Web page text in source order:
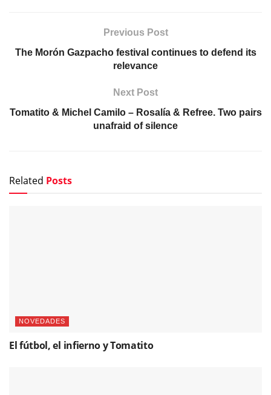
Previous Post
The Morón Gazpacho festival continues to defend its
relevance
Next Post
Tomatito & Michel Camilo – Rosalía & Refree. Two pairs
unafraid of silence
Related Posts
NOVEDADES
El fútbol, el infierno y Tomatito